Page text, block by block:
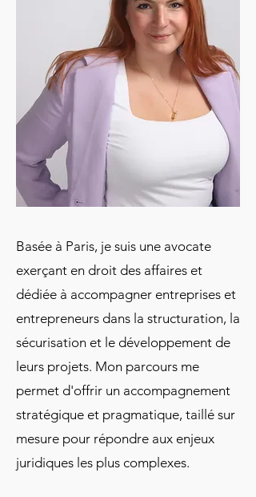
Basée à Paris, je suis une avocate
exerçant en droit des affaires et
dédiée à accompagner entreprises et
entrepreneurs dans la structuration, la
sécurisation et le développement de
leurs projets. Mon parcours me
permet d'offrir un accompagnement
stratégique et pragmatique, taillé sur
mesure pour répondre aux enjeux
juridiques les plus complexes.